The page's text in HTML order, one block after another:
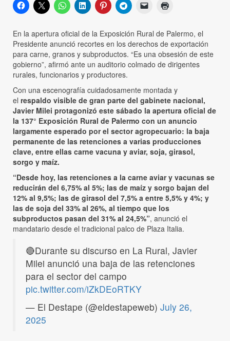
En la apertura oficial de la Exposición Rural de Palermo, el
Presidente anunció recortes en los derechos de exportación
para carne, granos y subproductos. “Es una obsesión de este
gobierno”, afirmó ante un auditorio colmado de dirigentes
rurales, funcionarios y productores.
Con una escenografía cuidadosamente montada y
el respaldo visible de gran parte del gabinete nacional,
Javier Milei protagonizó este sábado la apertura oficial de
la 137° Exposición Rural de Palermo con un anuncio
largamente esperado por el sector agropecuario: la baja
permanente de las retenciones a varias producciones
clave, entre ellas carne vacuna y aviar, soja, girasol,
sorgo y maíz.
“Desde hoy, las retenciones a la carne aviar y vacunas se
reducirán del 6,75% al 5%; las de maíz y sorgo bajan del
12% al 9,5%; las de girasol del 7,5% a entre 5,5% y 4%; y
las de soja del 33% al 26%, al tiempo que los
subproductos pasan del 31% al 24,5%”, anunció el
mandatario desde el tradicional palco de Plaza Italia.
🔴Durante su discurso en La Rural, Javier
Milei anunció una baja de las retenciones
para el sector del campo
pic.twitter.com/iZkDEoRTKY
— El Destape (@eldestapeweb) July 26,
2025